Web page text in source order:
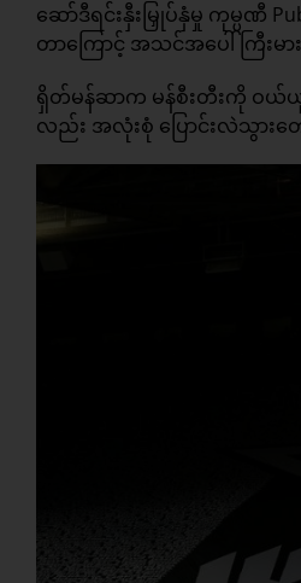
ဆော်ဒီရင်းနှီးမြှုပ်နှံမှု ကုမ္ပဏီ
တာကြောင့် အသင်အပေါ် ကြီးမ
ရှိတ်မန်ဆာက မန်စီးတီးကို ဝယ်
လည်း အလုံးစုံ ပြောင်းလဲသွာ